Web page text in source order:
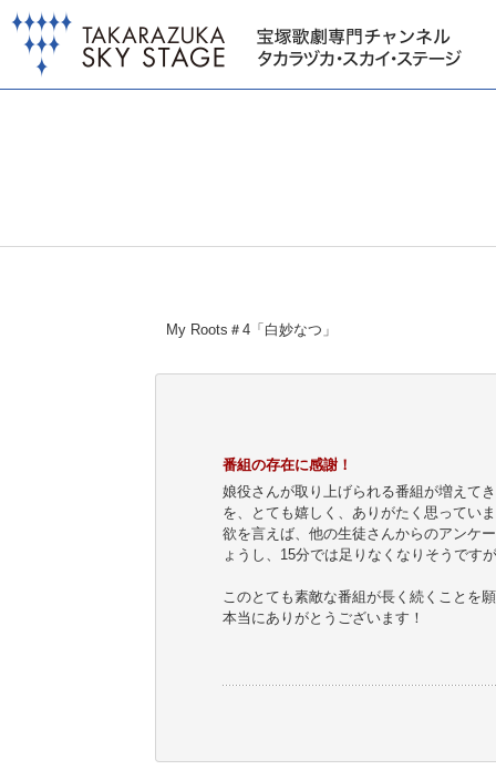
My Roots＃4「白妙なつ」
番組の存在に感謝！
娘役さんが取り上げられる番組が増えて
を、とても嬉しく、ありがたく思ってい
欲を言えば、他の生徒さんからのアンケ
ょうし、15分では足りなくなりそうです
このとても素敵な番組が長く続くことを
本当にありがとうございます！